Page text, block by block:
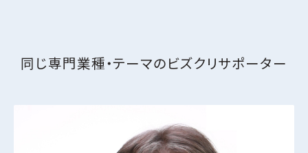
同じ専門業種・テーマの ビズクリサポーター